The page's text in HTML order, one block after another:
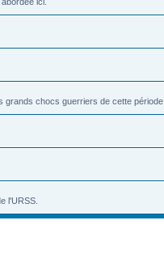
grands chocs guerriers de cette période.
l'URSS.